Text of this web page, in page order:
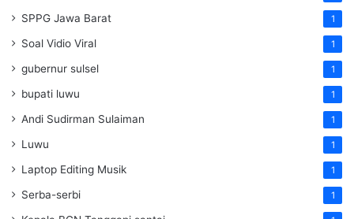
SPPG Jawa Barat 1
Soal Vidio Viral 1
gubernur sulsel 1
bupati luwu 1
Andi Sudirman Sulaiman 1
Luwu 1
Laptop Editing Musik 1
Serba-serbi 1